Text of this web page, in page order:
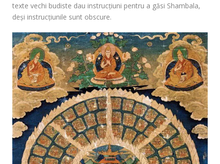
texte vechi budiste dau instrucţiuni pentru a găsi Shambala,
deşi instrucţiunile sunt obscure.